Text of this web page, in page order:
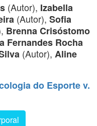
(Autor), Izabella
(Autor), Sofia
Brenna Crisóstomo
Fernandes Rocha
(Autor), Aline
do Esporte v.